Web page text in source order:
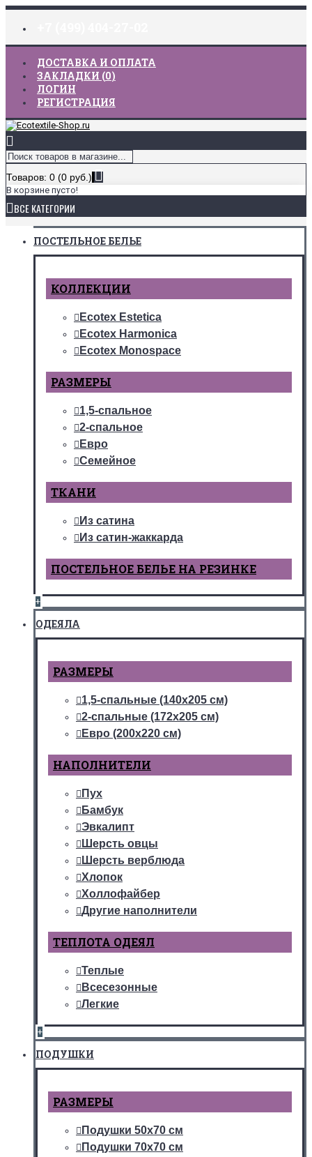
ДОСТАВКА И ОПЛАТА
ЗАКЛАДКИ (0)
ЛОГИН
РЕГИСТРАЦИЯ
Товаров: 0 (0 руб.)
В корзине пусто!
ВСЕ КАТЕГОРИИ
ПОСТЕЛЬНОЕ БЕЛЬЕ
КОЛЛЕКЦИИ
Ecotex Estetica
Ecotex Harmonica
Ecotex Monospace
РАЗМЕРЫ
1,5-спальное
2-спальное
Евро
Семейное
ТКАНИ
Из сатина
Из сатин-жаккарда
ПОСТЕЛЬНОЕ БЕЛЬЕ НА РЕЗИНКЕ
+
ОДЕЯЛА
РАЗМЕРЫ
1,5-спальные (140х205 см)
2-спальные (172х205 см)
Евро (200х220 см)
НАПОЛНИТЕЛИ
Пух
Бамбук
Эвкалипт
Шерсть овцы
Шерсть верблюда
Хлопок
Холлофайбер
Другие наполнители
ТЕПЛОТА ОДЕЯЛ
Теплые
Всесезонные
Легкие
+
ПОДУШКИ
РАЗМЕРЫ
Подушки 50х70 см
Подушки 70х70 см